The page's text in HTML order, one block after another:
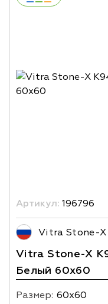
Артикул: 196796
Vitra Stone-X
Vitra Stone-X
Белый 60x60
Размер: 60х60